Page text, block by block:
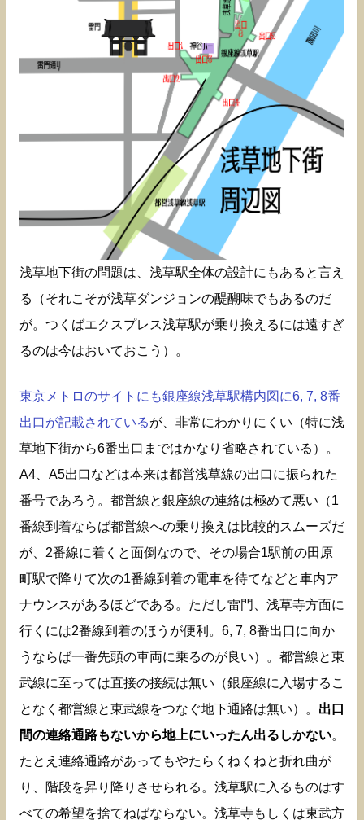
浅草地下街の問題は、浅草駅全体の設計にもあると言え
る（それこそが浅草ダンジョンの醍醐味でもあるのだ
が。つくばエクスプレス浅草駅が乗り換えるには遠すぎ
るのは今はおいておこう）。
東京メトロのサイトにも銀座線浅草駅構内図に6, 7, 8番
出口が記載されているが、非常にわかりにくい（特に浅
草地下街から6番出口まではかなり省略されている）。
A4、A5出口などは本来は都営浅草線の出口に振られた
番号であろう。都営線と銀座線の連絡は極めて悪い（1
番線到着ならば都営線への乗り換えは比較的スムーズだ
が、2番線に着くと面倒なので、その場合1駅前の田原
町駅で降りて次の1番線到着の電車を待てなどと車内ア
ナウンスがあるほどである。ただし雷門、浅草寺方面に
行くには2番線到着のほうが便利。6, 7, 8番出口に向か
うならば一番先頭の車両に乗るのが良い）。都営線と東
武線に至っては直接の接続は無い（銀座線に入場するこ
となく都営線と東武線をつなぐ地下通路は無い）。 出口
間の連絡通路もないから地上にいったん出るしかない。
たとえ連絡通路があってもやたらくねくねと折れ曲が
り、階段を昇り降りさせられる。浅草駅に入るものはす
べての希望を捨てねばならない。浅草寺もしくは東武方